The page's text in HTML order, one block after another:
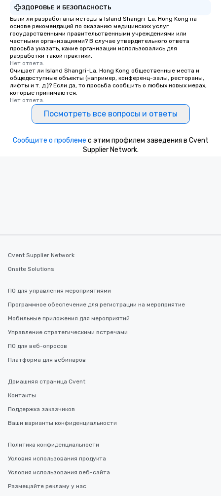
ЗДОРОВЬЕ И БЕЗОПАСНОСТЬ
Были ли разработаны методы в Island Shangri-La, Hong Kong на
основе рекомендаций по оказанию медицинских услуг
государственными правительственными учреждениями или
частными организациями? В случае утвердительного ответа
просьба указать, какие организации использовались для
разработки такой практики.
Нет ответа.
Очищает ли Island Shangri-La, Hong Kong общественные места и
общедоступные объекты (например, конференц-залы, рестораны,
лифты и т. д.)? Если да, то просьба сообщить о любых новых мерах,
которые принимаются.
Нет ответа.
Посмотреть все вопросы и ответы
Сообщите о проблеме с этим профилем заведения в Cvent
Supplier Network.
Cvent Supplier Network
Onsite Solutions
ПО для управления мероприятиями
Программное обеспечение для регистрации на мероприятие
Мобильные приложения для мероприятий
Управление стратегическими встречами
ПО для веб-опросов
Платформа для вебинаров
Домашняя страница Cvent
Контакты
Поддержка заказчиков
Ваши варианты конфиденциальности
Политика конфиденциальности
Условия использования продукта
Условия использования веб-сайта
Размещайте рекламу у нас